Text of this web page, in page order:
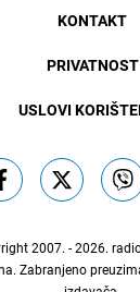
KONTAKT
PRIVATNOST
USLOVI
2007. - 2026.
Zabranjeno